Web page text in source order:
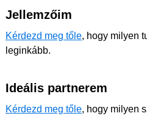
Jellemzőim
Kérdezd meg tőle, hogy milyen
leginkább.
Ideális partnerem
Kérdezd meg tőle, hogy milyen